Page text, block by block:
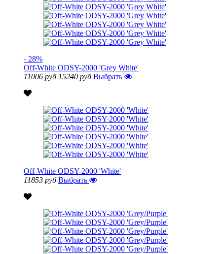
- 28%
Off-White ODSY-2000 'Grey White'
11006 руб 15240 руб Выбрать
Off-White ODSY-2000 'White'
11853 руб Выбрать